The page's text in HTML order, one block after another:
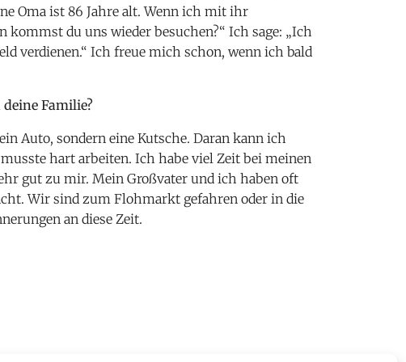
Oma ist 86 Jahre alt. Wenn ich mit ihr
kommst du uns wieder besuchen?“ Ich sage: „Ich
verdienen.“ Ich freue mich schon, wenn ich bald
Familie?
Auto, sondern eine Kutsche. Daran kann ich
hart arbeiten. Ich habe viel Zeit bei meinen
gut zu mir. Mein Großvater und ich haben oft
Wir sind zum Flohmarkt gefahren oder in die
an diese Zeit.